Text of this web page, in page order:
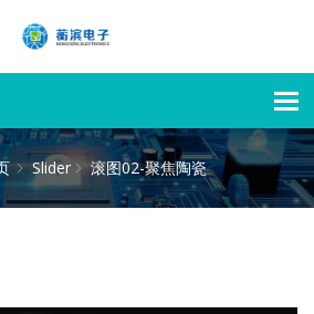
Slider 滚图02-聚焦陶瓷